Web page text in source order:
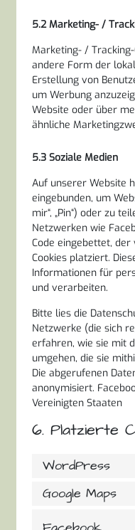
5.2 Marketing- /
Marketing- /
andere Form der
Erstellung von
um Werbung
Website oder über
ähnliche
5.3 Soziale Medien
Auf unserer Website
eingebunden, um
mir“, „Pin“) oder zu
Netzwerken wie
Code eingebettet,
Cookies platziert.
Informationen für
und verarbeiten.
Bitte lies die
Netzwerke (die sich
erfahren, wie sie mit
umgehen, die sie
Die abgerufenen
anonymisiert.
Vereinigten Staaten
6. Platzierte
WordPress
Google Maps